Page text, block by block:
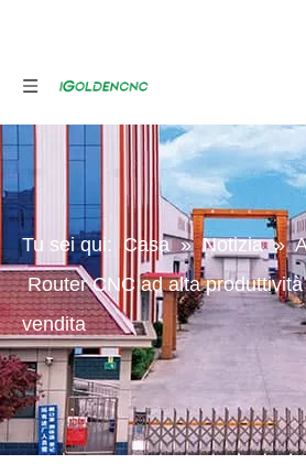
Tu sei qui: Casa » Notizia »
Router CNC ad alta
vendita